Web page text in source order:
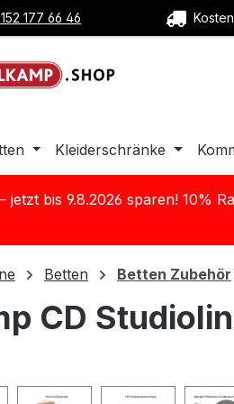
springen
177 66 46
Kleiderschränke
jetzt bis 9.8.2026 sparen! 10%
Betten Betten Zubehör
CD